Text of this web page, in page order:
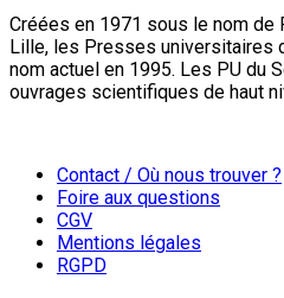
Créées en 1971 sous le nom
Lille, les Presses universitaires
nom actuel en 1995. Les PU du
ouvrages scientifiques de haut
Contact / Où nous trouver ?
Foire aux questions
CGV
Mentions légales
RGPD